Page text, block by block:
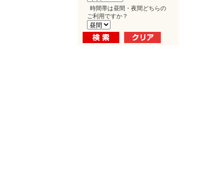
時間帯は昼間・夜間どちらの
ご利用ですか？